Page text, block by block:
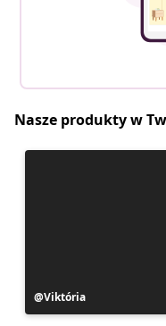
Nasze produkty w
Post
opublikowany
Viktória